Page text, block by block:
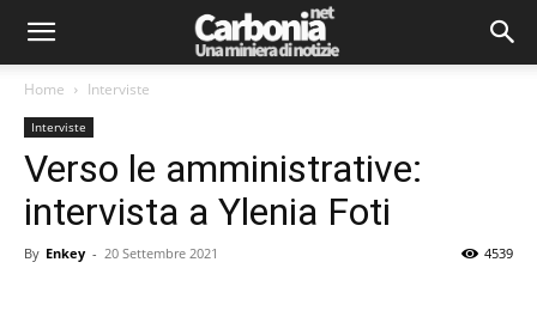
Home Interviste
Interviste
Verso le amministrative:
intervista a Ylenia Foti
By Enkey - 20 Settembre 2021 4539